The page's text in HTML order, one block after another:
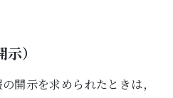
）
開示を求められたときは，